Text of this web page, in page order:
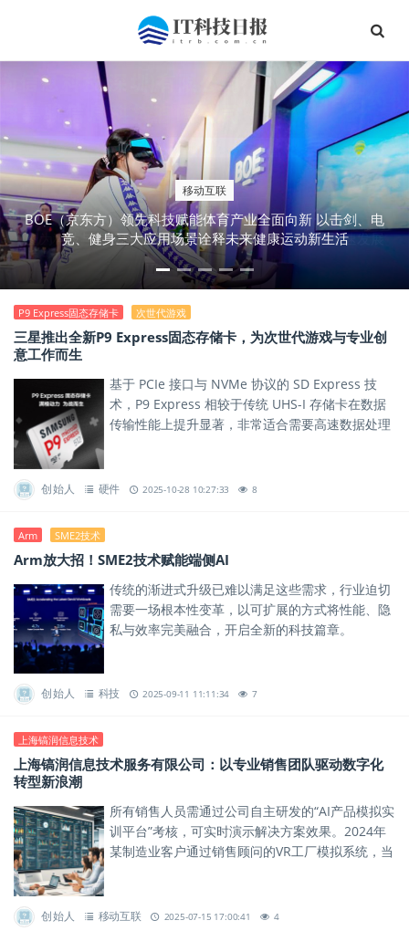
移动互联
BOE（京东方）领先科技赋能体育产业全面向新 以击剑、电
竞、健身三大应用场景诠释未来健康运动新生活
P9 Express固态存储卡 次世代游戏
三星推出全新P9 Express固态存储卡，为次世代游戏与专业创
意工作而生
基于 PCIe 接口与 NVMe 协议的 SD Express 技
术，P9 Express 相较于传统 UHS-I 存储卡在数据
传输性能上提升显著，非常适合需要高速数据处理
创始人 硬件 2025-10-28 10:27:33 8
Arm SME2技术
Arm放大招！SME2技术赋能端侧AI
传统的渐进式升级已难以满足这些需求，行业迫切
需要一场根本性变革，以可扩展的方式将性能、隐
私与效率完美融合，开启全新的科技篇章。
创始人 科技 2025-09-11 11:11:34 7
上海镐润信息技术
上海镐润信息技术服务有限公司：以专业销售团队驱动数字化
转型新浪潮
所有销售人员需通过公司自主研发的“AI产品模拟实
训平台”考核，可实时演示解决方案效果。2024年
某制造业客户通过销售顾问的VR工厂模拟系统，当
创始人 移动互联 2025-07-15 17:00:41 4